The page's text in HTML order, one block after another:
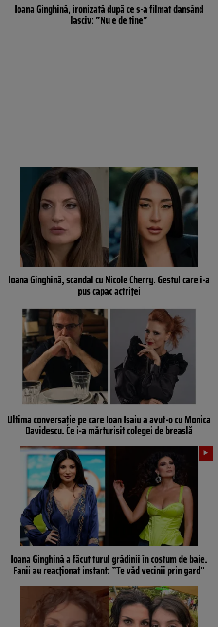
Ioana Ginghină, ironizată după ce s-a filmat dansând
lasciv: ”Nu e de tine”
Ioana Ginghină, scandal cu Nicole Cherry. Gestul care i-a
pus capac actriței
Ultima conversație pe care Ioan Isaiu a avut-o cu Monica
Davidescu. Ce i-a mărturisit colegei de breaslă
Ioana Ginghină a făcut turul grădinii în costum de baie.
Fanii au reacționat instant: ”Te văd vecinii prin gard”